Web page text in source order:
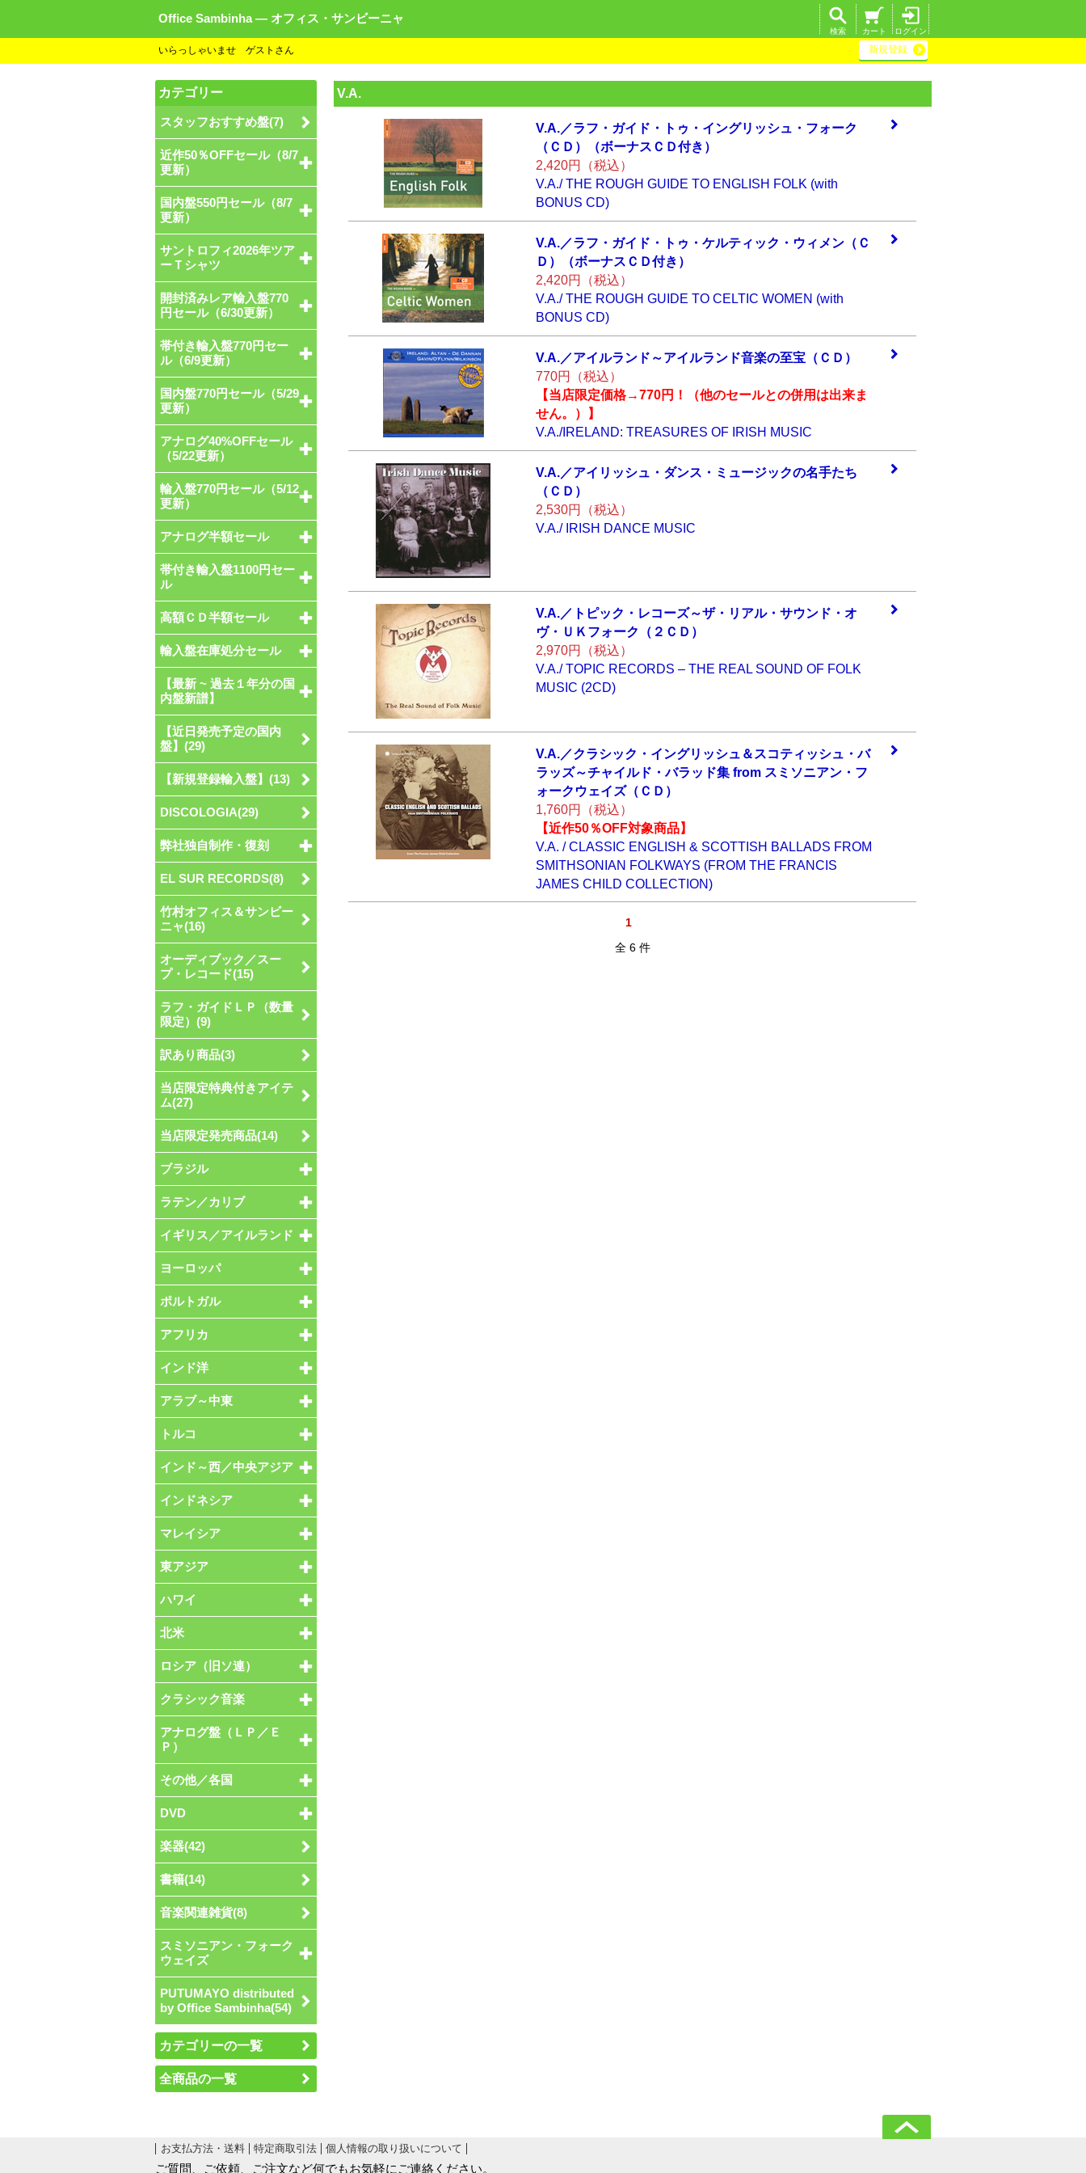
Office Sambinha ― オフィス・サンビーニャ
ログイン
カート
検索
いらっしゃいませ ゲストさん 新規登録
V.A.
V.A.／ラフ・ガイ ド・トゥ・イングリッシュ・フォーク
（ＣＤ）（ボーナスＣＤ付き）
2,420円（税込）
V.A./ THE ROUGH GUIDE TO ENGLISH FOLK (with
BONUS CD)
V.A.／ラフ・ガイ ド・トゥ・ケルティック・ウィメン（Ｃ
Ｄ）（ボーナスＣＤ付き）
2,420円（税込）
V.A./ THE ROUGH GUIDE TO CELTIC WOMEN (with
BONUS CD)
V.A.／アイルランド～アイルランド音楽の至宝（ＣＤ ）
770円（税込）
【当店限定価格→770円！（他のセールとの併用は出来ま
せん。）】
V.A./IRELAND: TREASURES OF IRISH MUSIC
V.A.／アイリッシュ・ダンス・ミュージックの名手たち
（ＣＤ）
2,530円（税込）
V.A./ IRISH DANCE MUSIC
V.A.／トピック・ レコーズ～ザ・リ アル・サウンド・ オ
ヴ・ＵＫフォーク（２ＣＤ）
2,970円（税込）
V.A./ TOPIC RECORDS – THE REAL SOUND OF FOLK
MUSIC (2CD)
V.A.／クラシック ・イングリッシュ ＆スコティッシュ ・バ
ラッズ～チャイルド・バラッド集 from スミソニアン・フ
ォークウェイズ（ＣＤ）
1,760円（税込）
【近作50％OFF対象商品】
V.A. / CLASSIC ENGLISH & SCOTTISH BALLADS FROM
SMITHSONIAN FOLKWAYS (FROM THE FRANCIS
JAMES CHILD COLLECTION)
1
全 6 件
カテゴリー
スタッフおすすめ盤(7)
近作50％OFFセール（8/7
更新）
国内盤550円セール（8/7
更新）
サントロフィ2026年ツア
ーＴシャツ
開封済みレア輸入盤770
円セール（6/30更新）
帯付き輸入盤770円セー
ル（6/9更新）
国内盤770円セール（5/29
更新）
アナログ40%OFFセール
（5/22更新）
輸入盤770円セール（5/12
更新）
アナログ半額セール
帯付き輸入盤1100円セー
ル
高額ＣＤ半額セール
輸入盤在庫処分セール
【最新 ~ 過去１年分の国
内盤新譜】
【近日発売予定の国内
盤】(29)
【新規登録輸入盤】(13)
DISCOLOGIA(29)
弊社独自制作・復刻
EL SUR RECORDS(8)
竹村オフィス＆サンビー
ニャ(16)
オーディブック／スー
プ・レコード(15)
ラフ・ガイドＬＰ（数量
限定）(9)
訳あり商品(3)
当店限定特典付きアイテ
ム(27)
当店限定発売商品(14)
ブラジル
ラテン／カリブ
イギリス／アイルランド
ヨーロッパ
ポルトガル
アフリカ
インド洋
アラブ～中東
トルコ
インド～西／中央アジア
インドネシア
マレイシア
東アジア
ハワイ
北米
ロシア（旧ソ連）
クラシック音楽
アナログ盤（ＬＰ／Ｅ
Ｐ）
その他／各国
DVD
楽器(42)
書籍(14)
音楽関連雑貨(8)
スミソニアン・フォーク
ウェイズ
PUTUMAYO distributed
by Office Sambinha(54)
カテゴリーの一覧
全商品の一覧
お支払方法・送料 特定商取引法 個人情報の取り扱いについて
ご質問、ご依頼、ご注文など何でもお気軽にご連絡ください。